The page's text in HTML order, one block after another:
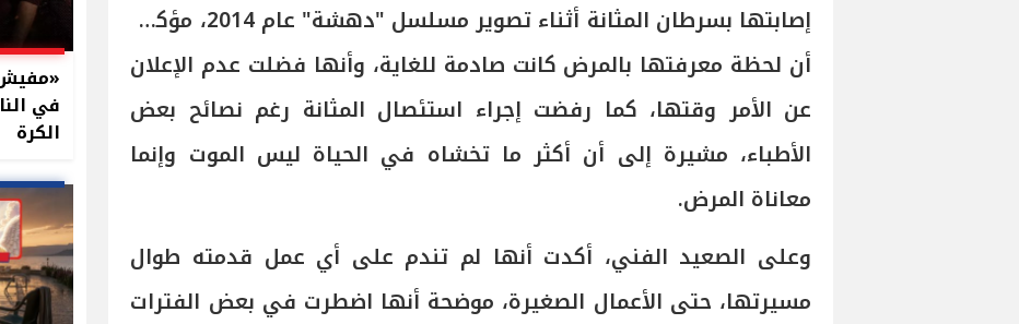
إصابتها بسرطان المثانة أثناء تصوير مسلسل "دهشة" عام 2014، مؤكدة
أن لحظة معرفتها بالمرض كانت صادمة للغاية، وأنها فضلت عدم الإعلان
عن الأمر وقتها، كما رفضت إجراء استئصال المثانة رغم نصائح بعض
الأطباء، مشيرة إلى أن أكثر ما تخشاه في الحياة ليس الموت وإنما
معاناة المرض.
وعلى الصعيد الفني، أكدت أنها لم تندم على أي عمل قدمته طوال
مسيرتها، حتى الأعمال الصغيرة، موضحة أنها اضطرت في بعض الفترات
في
الكرة